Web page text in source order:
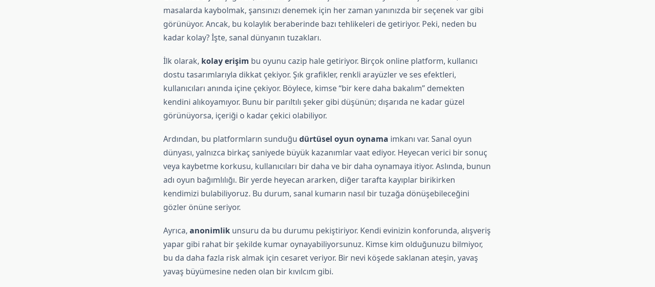
masalarda kaybolmak, şansınızı denemek için her zaman yanınızda bir seçenek var gibi
görünüyor. Ancak, bu kolaylık beraberinde bazı tehlikeleri de getiriyor. Peki, neden bu
kadar kolay? İşte, sanal dünyanın tuzakları.
İlk olarak, kolay erişim bu oyunu cazip hale getiriyor. Birçok online platform, kullanıcı
dostu tasarımlarıyla dikkat çekiyor. Şık grafikler, renkli arayüzler ve ses efektleri,
kullanıcıları anında içine çekiyor. Böylece, kimse “bir kere daha bakalım” demekten
kendini alıkoyamıyor. Bunu bir parıltılı şeker gibi düşünün; dışarıda ne kadar güzel
görünüyorsa, içeriği o kadar çekici olabiliyor.
Ardından, bu platformların sunduğu dürtüsel oyun oynama imkanı var. Sanal oyun
dünyası, yalnızca birkaç saniyede büyük kazanımlar vaat ediyor. Heyecan verici bir sonuç
veya kaybetme korkusu, kullanıcıları bir daha ve bir daha oynamaya itiyor. Aslında, bunun
adı oyun bağımlılığı. Bir yerde heyecan ararken, diğer tarafta kayıplar birikirken
kendimizi bulabiliyoruz. Bu durum, sanal kumarın nasıl bir tuzağa dönüşebileceğini
gözler önüne seriyor.
Ayrıca, anonimlikunsuru da bu durumu pekiştiriyor. Kendi evinizin konforunda, alışveriş
yapar gibi rahat bir şekilde kumar oynayabiliyorsunuz. Kimse kim olduğunuzu bilmiyor,
bu da daha fazla risk almak için cesaret veriyor. Bir nevi köşede saklanan ateşin, yavaş
yavaş büyümesine neden olan bir kıvılcım gibi.